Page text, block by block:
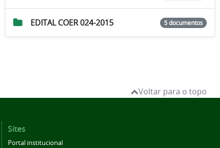
EDITAL COER 024-2015 5 documentos
Voltar para o topo
Sites
Portal institucional